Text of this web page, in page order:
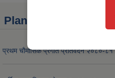
Plan and Project
प्रथम चौमासिक प्रगति प्रतिवेदन २०८०-८१